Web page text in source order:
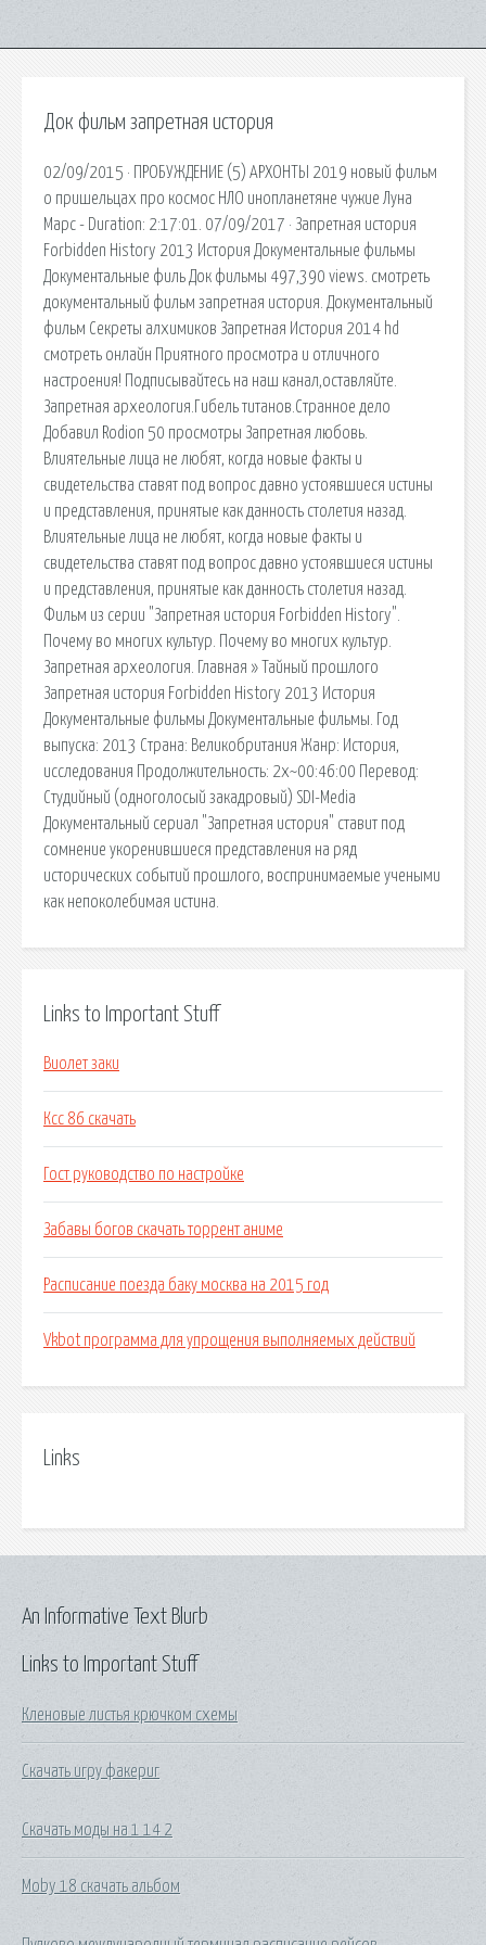
Док фильм запретная история
02/09/2015 · ПРОБУЖДЕНИЕ (5) АРХОНТЫ 2019 новый фильм
о пришельцах про космос НЛО инопланетяне чужие Луна
Марс - Duration: 2:17:01. 07/09/2017 · Запретная история
Forbidden History 2013 История Документальные фильмы
Документальные филь Док фильмы 497,390 views. смотреть
документальный фильм запретная история. Документальный
фильм Секреты алхимиков Запретная История 2014 hd
смотреть онлайн Приятного просмотра и отличного
настроения! Подписывайтесь на наш канал,оставляйте.
Запретная археология.Гибель титанов.Странное дело
Добавил Rodion 50 просмотры Запретная любовь.
Влиятельные лица не любят, когда новые факты и
свидетельства ставят под вопрос давно устоявшиеся истины
и представления, принятые как данность столетия назад.
Влиятельные лица не любят, когда новые факты и
свидетельства ставят под вопрос давно устоявшиеся истины
и представления, принятые как данность столетия назад.
Фильм из серии "Запретная история Forbidden History".
Почему во многих культур. Почему во многих культур.
Запретная археология. Главная » Тайный прошлого
Запретная история Forbidden History 2013 История
Документальные фильмы Документальные фильмы. Год
выпуска: 2013 Страна: Великобритания Жанр: История,
исследования Продолжительность: 2x~00:46:00 Перевод:
Студийный (одноголосый закадровый) SDI-Media
Документальный сериал "Запретная история" ставит под
сомнение укоренившиеся представления на ряд
исторических событий прошлого, воспринимаемые учеными
как непоколебимая истина.
Links to Important Stuff
Виолет заки
Ксс 86 скачать
Гост руководство по настройке
Забавы богов скачать торрент аниме
Расписание поезда баку москва на 2015 год
Vkbot программа для упрощения выполняемых действий
Links
Links to Important Stuff
Кленовые листья крючком схемы
Скачать игру факериг
Скачать моды на 1 14 2
Moby 18 скачать альбом
An Informative Text Blurb